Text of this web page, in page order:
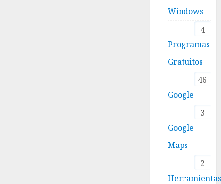
Windows
4
Programas
Gratuitos
46
Google
3
Google
Maps
2
Herramientas